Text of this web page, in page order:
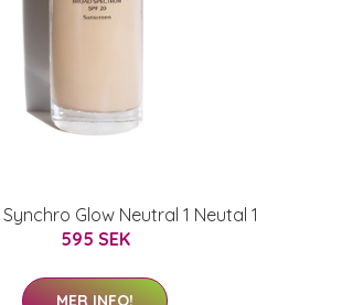
Glow Neutral 1 Neutal 1
595 SEK
MER INFO!